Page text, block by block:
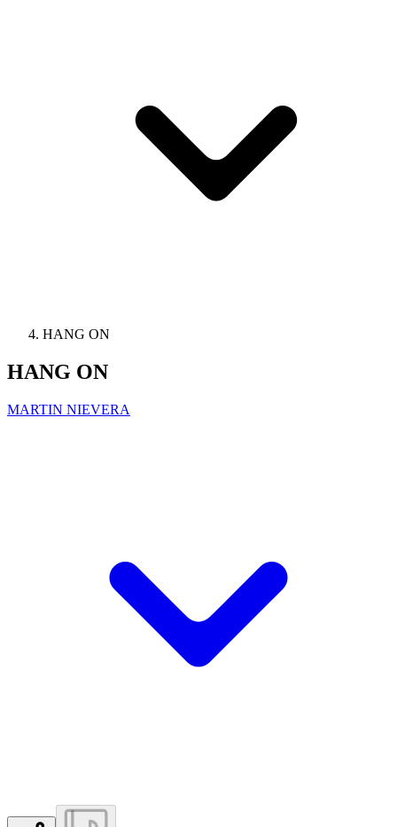
HANG ON
HANG ON
MARTIN NIEVERA